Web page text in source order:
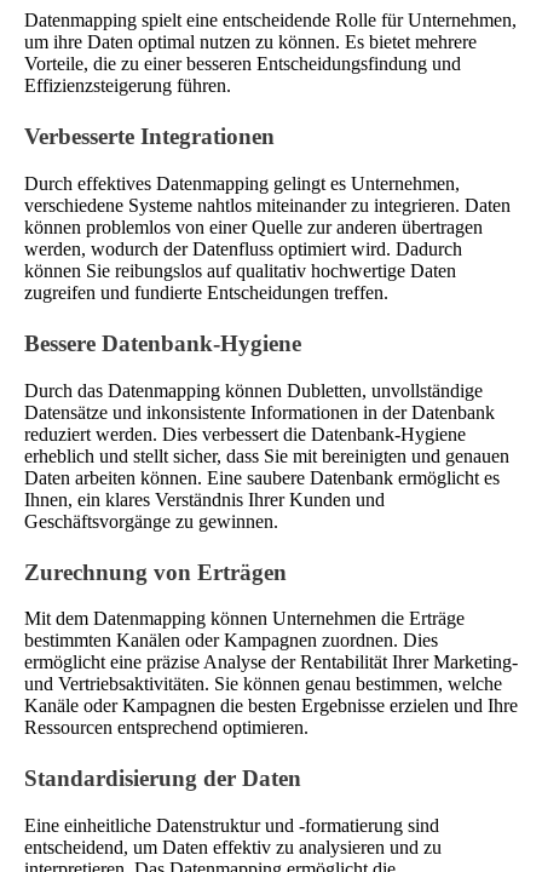
Datenmapping spielt eine entscheidende Rolle für Unternehmen,
um ihre Daten optimal nutzen zu können. Es bietet mehrere
Vorteile, die zu einer besseren Entscheidungsfindung und
Effizienzsteigerung führen.
Verbesserte Integrationen
Durch effektives Datenmapping gelingt es Unternehmen,
verschiedene Systeme nahtlos miteinander zu integrieren. Daten
können problemlos von einer Quelle zur anderen übertragen
werden, wodurch der Datenfluss optimiert wird. Dadurch
können Sie reibungslos auf qualitativ hochwertige Daten
zugreifen und fundierte Entscheidungen treffen.
Bessere Datenbank-Hygiene
Durch das Datenmapping können Dubletten, unvollständige
Datensätze und inkonsistente Informationen in der Datenbank
reduziert werden. Dies verbessert die Datenbank-Hygiene
erheblich und stellt sicher, dass Sie mit bereinigten und genauen
Daten arbeiten können. Eine saubere Datenbank ermöglicht es
Ihnen, ein klares Verständnis Ihrer Kunden und
Geschäftsvorgänge zu gewinnen.
Zurechnung von Erträgen
Mit dem Datenmapping können Unternehmen die Erträge
bestimmten Kanälen oder Kampagnen zuordnen. Dies
ermöglicht eine präzise Analyse der Rentabilität Ihrer Marketing-
und Vertriebsaktivitäten. Sie können genau bestimmen, welche
Kanäle oder Kampagnen die besten Ergebnisse erzielen und Ihre
Ressourcen entsprechend optimieren.
Standardisierung der Daten
Eine einheitliche Datenstruktur und -formatierung sind
entscheidend, um Daten effektiv zu analysieren und zu